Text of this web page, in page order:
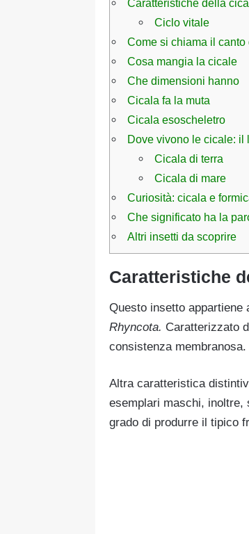
Caratteristiche della
Ciclo vitale
Come si chiama il canto
Cosa mangia la cicale
Che dimensioni hanno
Cicala fa la muta
Cicala esoscheletro
Dove vivono le cicale: il
Cicala di terra
Cicala di mare
Curiosità: cicala e
Che significato ha la
Altri insetti da scoprire
Caratteristiche
Questo insetto appartiene
Rhyncota. Caratterizzato
consistenza membranosa.
Altra caratteristica
esemplari maschi, inoltre,
grado di produrre il tipico